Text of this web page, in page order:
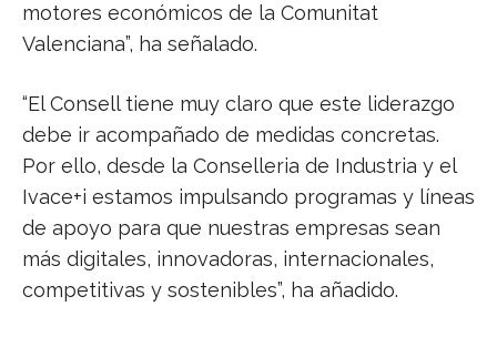
motores económicos de la Comunitat
Valenciana”, ha señalado.
“El Consell tiene muy claro que este liderazgo
debe ir acompañado de medidas concretas.
Por ello, desde la Conselleria de Industria y el
Ivace+i estamos impulsando programas y líneas
de apoyo para que nuestras empresas sean
más digitales, innovadoras, internacionales,
competitivas y sostenibles”, ha añadido.